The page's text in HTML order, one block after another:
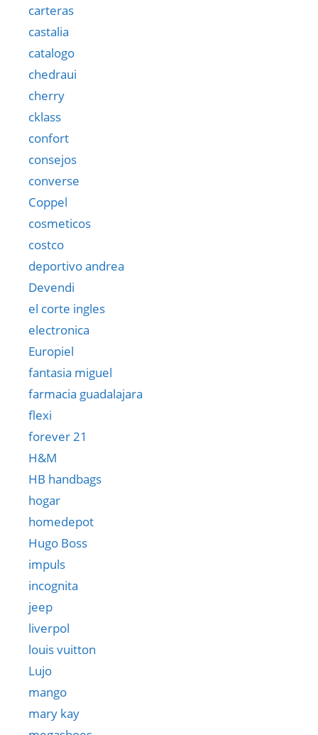
carteras
castalia
catalogo
chedraui
cherry
cklass
confort
consejos
converse
Coppel
cosmeticos
costco
deportivo andrea
Devendi
el corte ingles
electronica
Europiel
fantasia miguel
farmacia guadalajara
flexi
forever 21
H&M
HB handbags
hogar
homedepot
Hugo Boss
impuls
incognita
jeep
liverpol
louis vuitton
Lujo
mango
mary kay